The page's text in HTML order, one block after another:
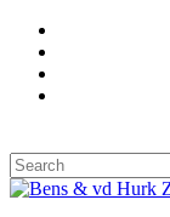
Skip
main
content
Close